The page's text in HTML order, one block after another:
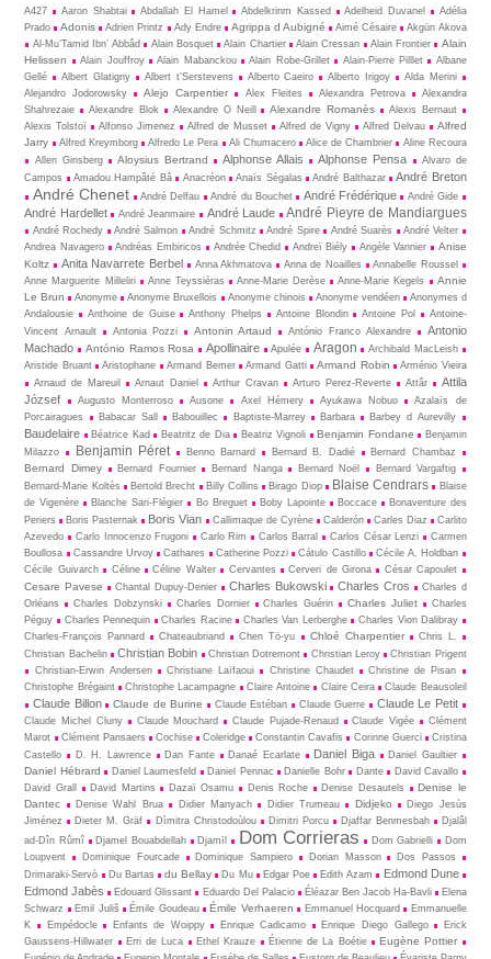
A427 Aaron Shabtai Abdallah El Hamel Abdelkrinm Kassed Adelheid Duvanel
Adélia
Prado
Adonis Adrien Printz Ady Endre Agrippa d Aubigné Aimé Césaire
Akgün Akova
Al-Mu’Tamid Ibn’ Abbâd
Alain Bosquet Alain Chartier Alain Cressan Alain Frontier
Alain
Helissen
Alain Jouffroy Alain Mabanckou Alain Robe-Grillet Alain-Pierre Pilllet
Albane
Gellé
Albert Glatigny Albert t’Serstevens Alberto Caeiro Alberto Irigoy
Alda Merini
Alejandro Jodorowsky
Alejo Carpentier Alex Fleites Alexandra Petrova
Alexandra
Shahrezaie
Alexandre Blok Alexandre O Neill Alexandre Romanès
Alexis Bernaut
Alexis Tolstoï
Alfonso Jimenez Alfred de Musset Alfred de Vigny Alfred Delvau
Alfred
Jarry
Alfred Kreymborg Alfredo Le Pera Ali Chumacero Alice de Chambrier
Aline Recoura
Allen Ginsberg
Aloysius Bertrand Alphonse Allais Alphonse Pensa
Alvaro de
Campos
Amadou Hampâté Bâ Anacréon Anaïs Ségalas André Balthazar André Breton
André Chenet André Delfau André du Bouchet André Frédérique André Gide
André Hardellet André Jeanmaire André Laude André Pieyre de Mandiargues
André Rochedy André Salmon André Schmitz André Spire André Suarès
André Velter
Andrea Navagero
Andréas Embiricos Andrée Chedid Andreï Biély Angèle Vannier
Anise
Koltz
Anita Navarrete Berbel Anna Akhmatova Anna de Noailles
Annabelle Roussel
Anne Marguerite Milleliri
Anne Teyssiéras Anne-Marie Derèse Anne-Marie Kegels
Annie
Le Brun
Anonyme Anonyme Bruxellois Anonyme chinois Anonyme vendéen
Anonymes d
Andalousie
Anthoine de Guise Anthony Phelps Antoine Blondin Antoine Pol
Antoine-
Vincent Arnault
Antonia Pozzi Antonin Artaud António Franco Alexandre
Antonio
Machado
António Ramos Rosa Apollinaire Apulée Aragon
Archibald MacLeish
Aristide Bruant
Aristophane Armand Bemer Armand Gatti Armand Robin
Arménio Vieira
Arnaud de Mareuil
Arnaut Daniel Arthur Cravan Arturo Perez-Reverte Attâr
Attila
József
Augusto Monterroso Ausone Axel Hémery Ayukawa Nobuo
Azalaïs de
Porcairagues
Babacar Sall Babouillec Baptiste-Marrey Barbara Barbey d Aurevilly
Baudelaire Béatrice Kad Beatritz de Dia Beatriz Vignoli Benjamin Fondane
Benjamin
Milazzo
Benjamin Péret Benno Barnard Bernard B. Dadié Bernard Chambaz
Bernard Dimey Bernard Fournier Bernard Nanga Bernard Noël
Bernard Vargaftig
Bernard-Marie Koltès
Bertold Brecht Billy Collins Birago Diop Blaise Cendrars
Blaise
de Vigenère
Blanche Sari-Flégier Bo Breguet Boby Lapointe Boccace
Bonaventure des
Periers
Boris Pasternak Boris Vian Callimaque de Cyrène Cal­derón Carles Diaz
Carlito
Azevedo
Carlo Innocenzo Frugoni Carlo Rim Carlos Barral Carlos César Lenzi
Carmen
Boullosa
Cassandre Urvoy Cathares Catherine Pozzi Cátulo Castillo
Cécile A. Holdban
Cécile Guivarch
Céline Céline Walter Cervantes Cerveri de Girona César Capoulet
Cesare Pavese Chantal Dupuy-Denier Charles Bukowski Charles Cros
Charles d
Orléans
Charles Dobzynski Charles Dornier Charles Guérin Charles Juliet
Charles
Péguy
Charles Pennequin Charles Racine Charles Van Lerberghe
Charles Vion Dalibray
Charles-François Pannard
Chateaubriand Chen Tö-yu Chloé Charpentier
Chris L.
Christian Bachelin
Christian Bobin Christian Dotremont Christian Leroy
Christian Prigent
Christian-Erwin Andersen
Christiane Laïfaoui Christine Chaudet
Christine de Pisan
Christophe Brégaint
Christophe Lacampagne Claire Antoine Claire Ceira Claude Beausoleil
Claude Billon Claude de Burine Claude Estéban Claude Guerre Claude Le Petit
Claude Michel Cluny Claude Mouchard Claude Pujade-Renaud Claude Vigée
Clément
Marot
Clément Pansaers Cochise Coleridge Constantin Cavafis Corinne Guerci
Cristina
Castello
D. H. Lawrence Dan Fante Danaé Ecarlate Daniel Biga Daniel Gaultier
Daniel Hébrard Daniel Laumesfeld Daniel Pennac Danielle Bohr Dante
David Cavallo
David Grall
David Martins Dazaï Osamu Denis Roche Denise Desautels
Denise le
Dantec
Denise Wahl Brua Didier Manyach Didier Trumeau Didjeko
Diego Jesús
Jiménez
Dieter M. Gräf Dìmitra Christodoùlou Dimitri Porcu Djaffar Benmesbah
Djalâl
ad-Dîn Rûmî
Djamel Bouabdellah Djamīl Dom Corrieras Dom Gabrielli
Dom
Loupvent
Dominique Fourcade Dominique Sampiero Dorian Masson
Dos Passos
Drimaraki-Servò
Du Bartas du Bellay Du Mu Edgar Poe Edith Azam
Edmond Dune
Edmond Jabès
Edouard Glissant Eduardo Del Palacio Éléazar Ben Jacob Ha-Bavli
Elena
Schwarz
Emil Juliš Émile Goudeau Émile Verhaeren Emmanuel Hocquard
Emmanuelle
K
Empédocle Enfants de Woippy Enrique Cadicamo Enrique Diego Gallego
Erick
Gaussens-Hillwater
Erri de Luca Ethel Krauze Étienne de La Boétie Eugène Pottier